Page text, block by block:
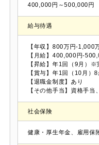
400,000円～500,000円
給与待遇
【年収】800万円-1,000
【月給】400,000円-
【昇給】年1回（9月）※
【賞与】年1回（10月）
【退職金制度】あり
【その他手当】資格手
社会保険
健康・厚生年金、雇用保